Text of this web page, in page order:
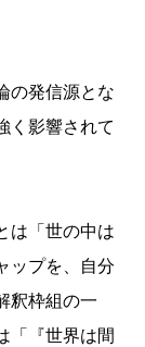
の発信源とな
く影響されて
は「世の中は
ップを、自分
釈枠組の一
「『世界は間